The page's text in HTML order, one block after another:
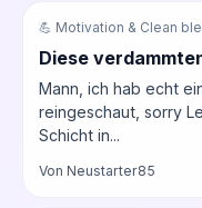
💪 Motivation & Clean
Diese
Mann, ich hab echt
reingeschaut, sorry
Schicht in...
Von Neustarter85